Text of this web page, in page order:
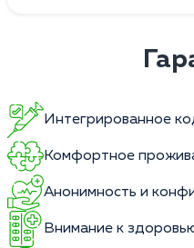
Интегрированное
Комфортное
Анонимность и
Внимание к